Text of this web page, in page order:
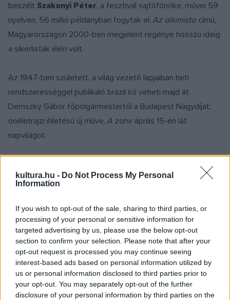
kultura.hu - Do Not Process My Personal
Information
If you wish to opt-out of the sale, sharing to third parties, or
processing of your personal or sensitive information for
targeted advertising by us, please use the below opt-out
section to confirm your selection. Please note that after your
opt-out request is processed you may continue seeing
interest-based ads based on personal information utilized by
us or personal information disclosed to third parties prior to
your opt-out. You may separately opt-out of the further
disclosure of your personal information by third parties on the
beszélt Szakonyi Péter, a fesztivál sajtófőnöke; művei 59
nyelven, 56 millió példányban fogytak el,Az alkimista című,
Magyarországon 2000-ben megjelent regénye hosszú ideig
a sikerlisták élén volt.
Az 1947-ben született, a világ vezető lapjaiban heti
rendszerességgel publikáló brazil író veheti majd át
Demszky Gábor főpolgármestertől a Budapest Nagydíjat;
önéletrajzi ihletésű új műve,A zahiráprilis 15-én lát
napvilágot.
minősítette azoknak a cikkeknek a pesszimizmusát,
kapcsán a sajtóban megjelentek.
Magyarország az egyik legolvasottabb és olvasottságában
az egyik legműveltebb nemzet Európában - mondta. Olyan
statisztikákat idézett, amelyek szerint az utóbbi húsz évben
a rendszeresen vagy rendszertelenül olvasók aránya
egyaránt nőtt. Elismerte ugyanakkor, hogy valósak azok a